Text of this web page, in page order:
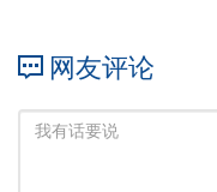
网友评论